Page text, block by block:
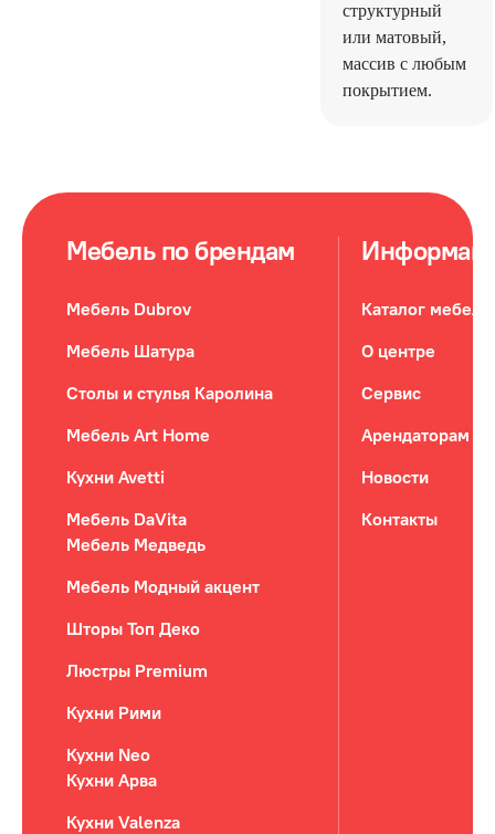
структурный
или матовый,
массив с любым
покрытием.
Мебель по брендам
Мебель Dubrov
Мебель Шатура
Столы и стулья Каролина
Мебель Art Home
Кухни Avetti
Мебель DaVita
Мебель Медведь
Мебель Модный акцент
Шторы Топ Деко
Люстры Premium
Кухни Рими
Кухни Neo
Кухни Арва
Кухни Valenza
Каталог мебели
О центре
Сервис
Арендаторам
Новости
Контакты